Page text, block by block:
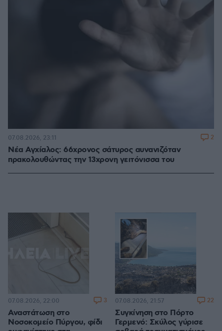
Νέα Αγχίαλος: 66χρονος σάτυρος αυνανιζόταν
πρακολουθώντας την 13χρονη γειτόνισσα του
07.08.2026, 23:11 2
Αναστάτωση στο
Νοσοκομείο Πύργου, φίδι
07.08.2026, 22:00 3
Συγκίνηση στο Πόρτο
Γερμενό: Σκύλος γύρισε
07.08.2026, 21:57 22